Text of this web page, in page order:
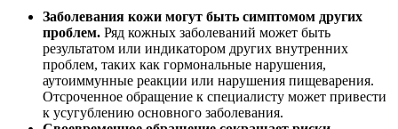
Заболевания кожи могут быть симптомом других
проблем. Ряд кожных заболеваний может быть
результатом или индикатором других внутренних
проблем, таких как гормональные нарушения,
аутоиммунные реакции или нарушения пищеварения.
Отсроченное обращение к специалисту может привести
к усугублению основного заболевания.